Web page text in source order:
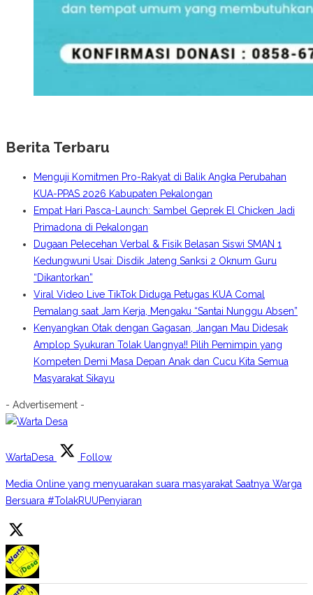
Berita Terbaru
Menguji Komitmen Pro-Rakyat di Balik Angka Perubahan
KUA-PPAS 2026 Kabupaten Pekalongan
Empat Hari Pasca-Launch: Sambel Geprek El Chicken Jadi
Primadona di Pekalongan
Dugaan Pelecehan Verbal & Fisik Belasan Siswi SMAN 1
Kedungwuni Usai: Disdik Jateng Sanksi 2 Oknum Guru
“Dikantorkan”
Viral Video Live TikTok Diduga Petugas KUA Comal
Pemalang saat Jam Kerja, Mengaku “Santai Nunggu Absen”
Kenyangkan Otak dengan Gagasan, Jangan Mau Didesak
Amplop Syukuran Tolak Uangnya!! Pilih Pemimpin yang
Kompeten Demi Masa Depan Anak dan Cucu Kita Semua
Masyarakat Sikayu
- Advertisement -
WartaDesa Follow
Media Online yang menyuarakan suara masyarakat Saatnya Warga
Bersuara #TolakRUUPenyiaran